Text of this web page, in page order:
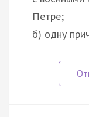
Петре;
б) одну